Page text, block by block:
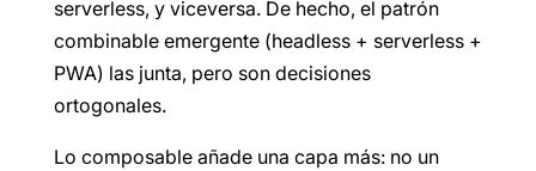
serverless, y viceversa. De hecho, el patrón
combinable emergente (headless + serverless +
PWA) las junta, pero son decisiones
ortogonales.
Lo composable añade una capa más: no un